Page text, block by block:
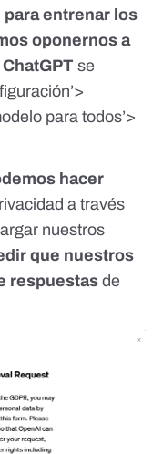
para entrenar los
oponernos a
se
para todos’>
hacer
a través
nuestros
que nuestros
respuestas de